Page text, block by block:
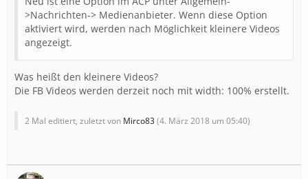
>Nachrichten-> Medienanbieter. Wenn diese Option
aktiviert wird, werden nach Möglichkeit kleinere Videos
angezeigt.
Was heißt den kleinere Videos?
Die FB Videos werden derzeit noch mit width: 100% erstellt.
2 Mal editiert, zuletzt von Mirco83(4. März 2018 um 05:40)